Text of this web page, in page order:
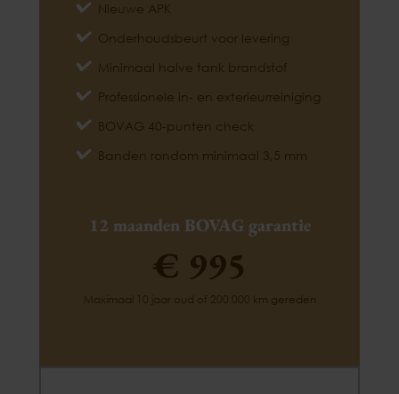
Nieuwe APK
Onderhoudsbeurt voor levering
Minimaal halve tank brandstof
Professionele in- en exterieurreiniging
BOVAG 40-punten check
Banden rondom minimaal 3,5 mm
12 maanden BOVAG garantie
€ 995
Maximaal 10 jaar oud of 200.000 km gereden